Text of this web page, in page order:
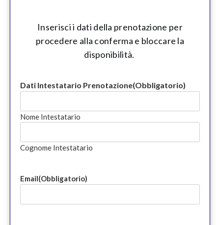
Inserisci i dati della prenotazione per
procedere alla conferma e bloccare la
disponibilità.
Dati Intestatario Prenotazione(Obbligatorio)
Nome Intestatario
Cognome Intestatario
Email(Obbligatorio)